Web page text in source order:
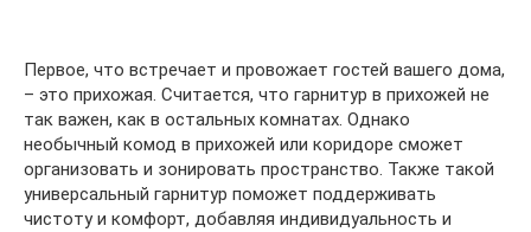
Первое, что встречает и провожает гостей вашего дома,
– это прихожая. Считается, что гарнитур в прихожей не
так важен, как в остальных комнатах. Однако
необычный комод в прихожей или коридоре сможет
организовать и зонировать пространство. Также такой
универсальный гарнитур поможет поддерживать
чистоту и комфорт, добавляя индивидуальность и